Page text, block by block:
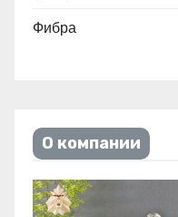
Фибра
О компании